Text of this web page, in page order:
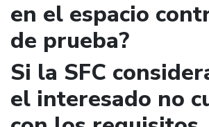
en el espacio
de prueba?
Si la SFC
el interesado no